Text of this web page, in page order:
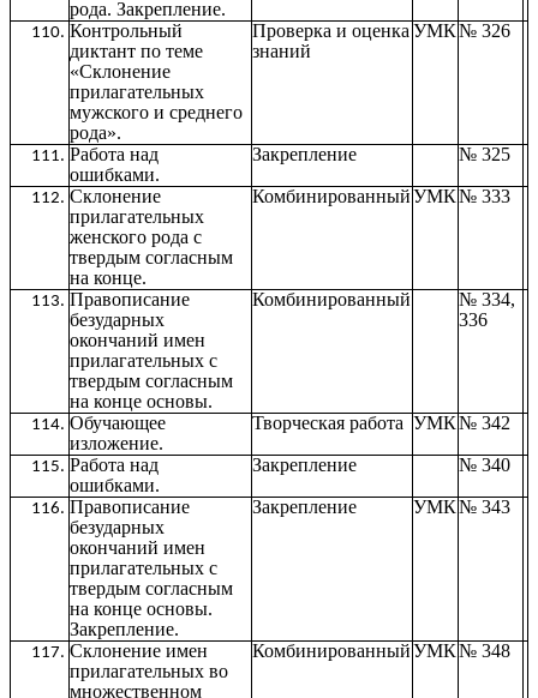
рода. Закрепление.
Контрольный
диктант по теме
«Склонение
прилагательных
мужского и среднего
рода».
Проверка и оценка
знаний
УМК№ 326
Работа над
ошибками.
Закрепление № 325
Склонение
прилагательных
женского рода с
твердым согласным
на конце.
КомбинированныйУМК№ 333
Правописание
безударных
окончаний имен
прилагательных с
твердым согласным
на конце основы.
Комбинированный
№ 334,
336
Обучающее
изложение.
Творческая работа УМК№ 342
Работа над
ошибками.
Закрепление № 340
Правописание
безударных
окончаний имен
прилагательных с
твердым согласным
на конце основы.
Закрепление.
Закрепление УМК№ 343
Склонение имен
прилагательных во
множественном
КомбинированныйУМК№ 348